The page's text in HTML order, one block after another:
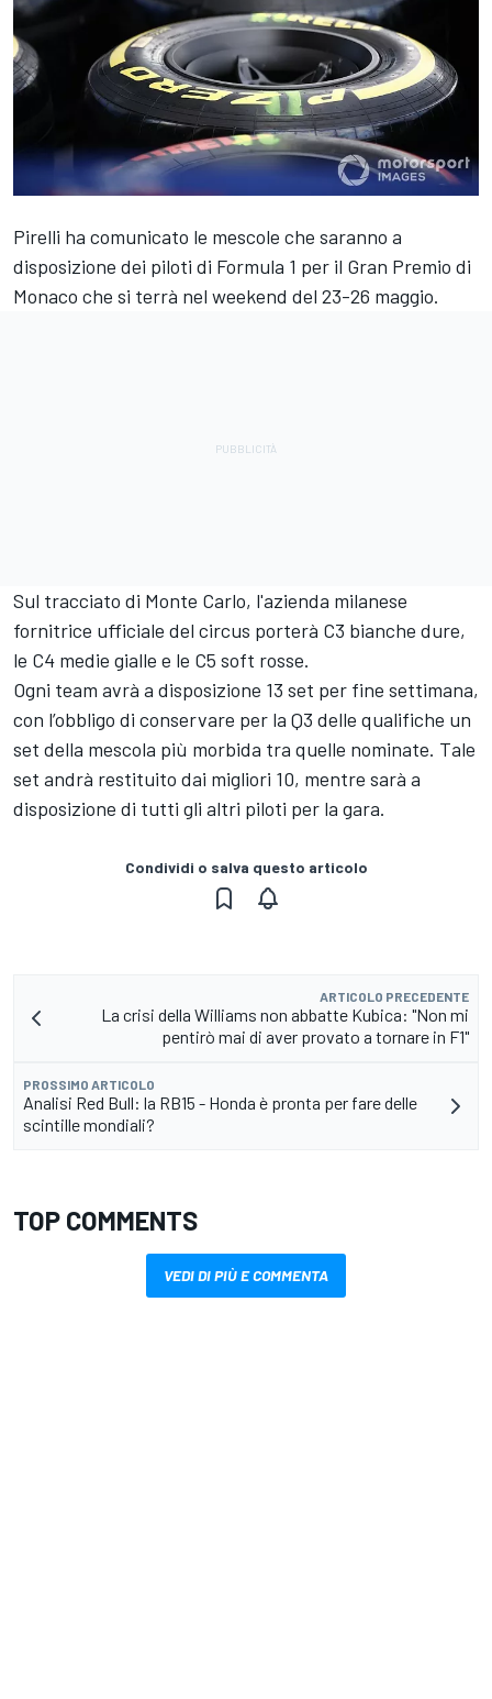
Pirelli ha comunicato le mescole che saranno a
disposizione dei piloti di Formula 1 per il Gran Premio di
Monaco che si terrà nel weekend del 23-26 maggio.
Sul tracciato di Monte Carlo, l'azienda milanese
fornitrice ufficiale del circus porterà C3 bianche dure,
le C4 medie gialle e le C5 soft rosse.
Ogni team avrà a disposizione 13 set per fine settimana,
con l’obbligo di conservare per la Q3 delle qualifiche un
set della mescola più morbida tra quelle nominate. Tale
set andrà restituito dai migliori 10, mentre sarà a
disposizione di tutti gli altri piloti per la gara.
Condividi o salva questo articolo
ARTICOLO PRECEDENTE
La crisi della Williams non abbatte Kubica: "Non mi
pentirò mai di aver provato a tornare in F1"
PROSSIMO ARTICOLO
Analisi Red Bull: la RB15 - Honda è pronta per fare delle
scintille mondiali?
TOP COMMENTS
VEDI DI PIÙ E COMMENTA